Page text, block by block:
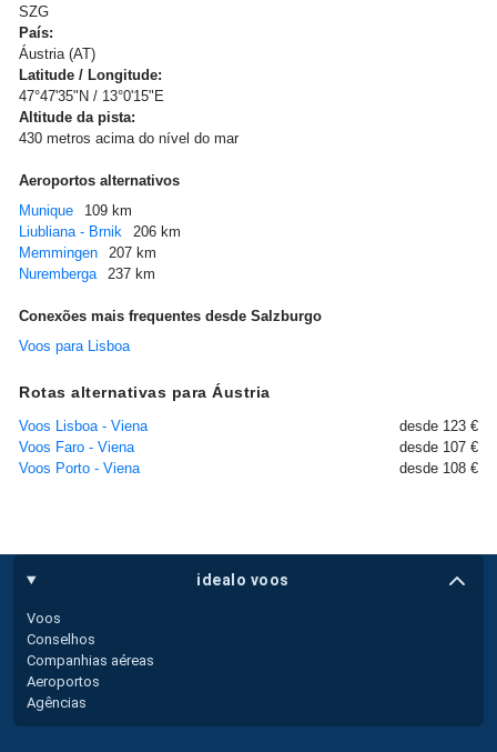
SZG
País:
Áustria (AT)
Latitude / Longitude:
47°47'35"N / 13°0'15"E
Altitude da pista:
430 metros acima do nível do mar
Aeroportos alternativos
Munique
109 km
Liubliana - Brnik
206 km
Memmingen
207 km
Nuremberga
237 km
Conexões mais frequentes desde Salzburgo
Voos para Lisboa
Rotas alternativas para Áustria
Voos Lisboa - Viena
desde 123 €
Voos Faro - Viena
desde 107 €
Voos Porto - Viena
desde 108 €
idealo voos
Voos
Conselhos
Companhias aéreas
Aeroportos
Agências